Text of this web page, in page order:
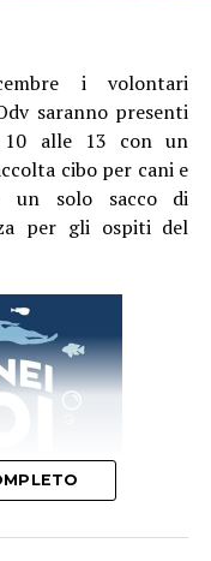
i volontari
saranno presenti
10 alle 13 con un
cibo per cani e
un solo sacco di
per gli ospiti del